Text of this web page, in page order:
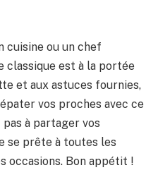
cuisine ou un chef
classique est à la portée
et aux astuces fournies,
vos proches avec ce
à partager vos
se prête à toutes les
occasions. Bon appétit !